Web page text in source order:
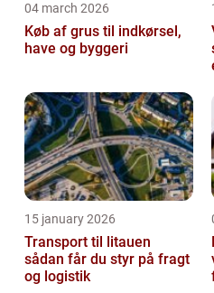
04 march 2026
Køb af grus til indkørsel,
have og byggeri
15 january 2026
Transport til litauen
sådan får du styr på fragt
og logistik